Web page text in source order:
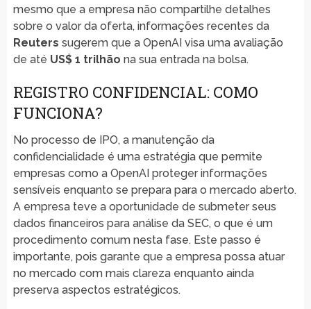
mesmo que a empresa não compartilhe detalhes
sobre o valor da oferta, informações recentes da
Reuters sugerem que a OpenAI visa uma avaliação
de até US$ 1 trilhão na sua entrada na bolsa.
REGISTRO CONFIDENCIAL: COMO
FUNCIONA?
No processo de IPO, a manutenção da
confidencialidade é uma estratégia que permite
empresas como a OpenAI proteger informações
sensíveis enquanto se prepara para o mercado aberto.
A empresa teve a oportunidade de submeter seus
dados financeiros para análise da SEC, o que é um
procedimento comum nesta fase. Este passo é
importante, pois garante que a empresa possa atuar
no mercado com mais clareza enquanto ainda
preserva aspectos estratégicos.